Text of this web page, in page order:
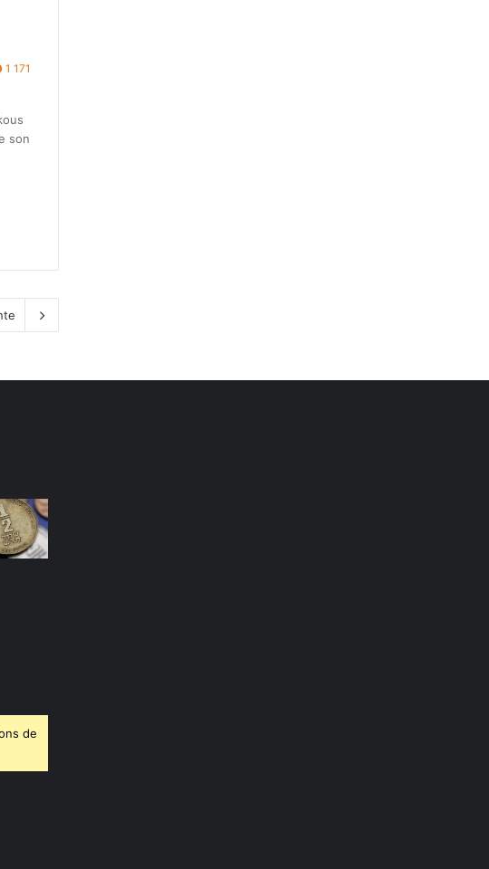
1 171
son
de